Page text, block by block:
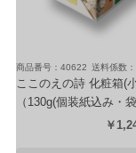
商品番号：40622 送料係数
ここのえの詩 化粧箱(
（130g(個装紙込み・
￥